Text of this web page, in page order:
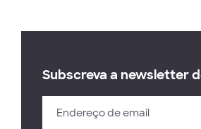
Subscreva a newsletter